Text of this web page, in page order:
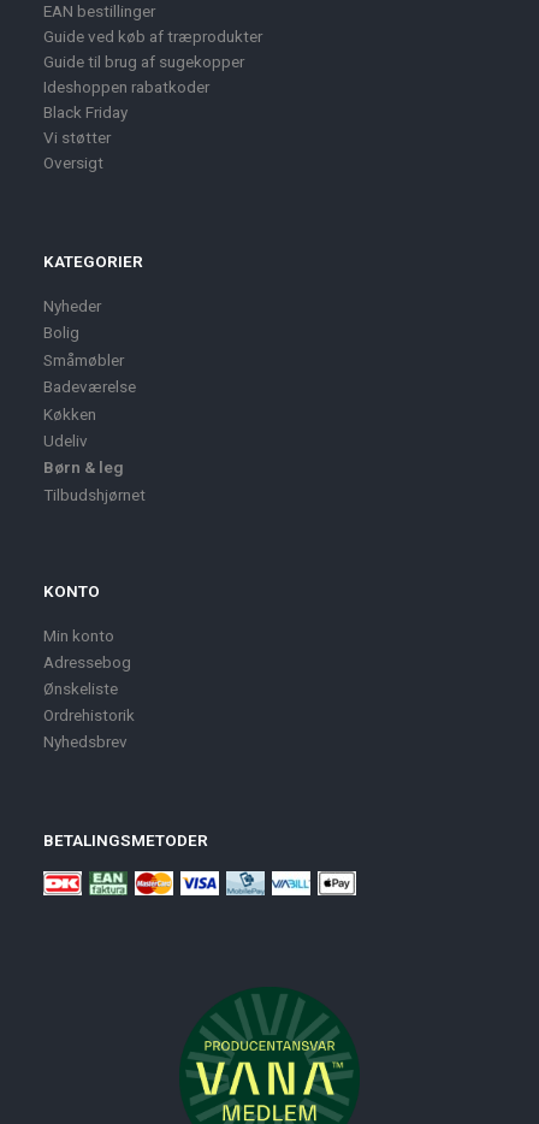
EAN bestillinger
Guide ved køb af træprodukter
Guide til brug af sugekopper
Ideshoppen rabatkoder
Black Friday
Vi støtter
Oversigt
KATEGORIER
Nyheder
Bolig
Småmøbler
Badeværelse
Køkken
Udeliv
Børn & leg
Tilbudshjørnet
KONTO
Min konto
Adressebog
Ønskeliste
Ordrehistorik
Nyhedsbrev
BETALINGSMETODER